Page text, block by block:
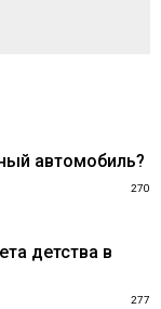
автомобиль?
270
детства в
277